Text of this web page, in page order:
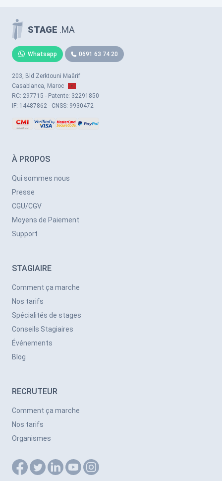
À PROPOS
Qui sommes nous
Presse
CGU/CGV
Moyens de Paiement
Support
STAGIAIRE
Comment ça marche
Nos tarifs
Spécialités de stages
Conseils Stagiaires
Événements
Blog
RECRUTEUR
Comment ça marche
Nos tarifs
Organismes
STAGE .MA
Whatsapp 0691 63 74 20
203, Bld Zerktouni Maârif
Casablanca, Maroc
RC: 297715 - Patente: 32291850
IF: 14487862 - CNSS: 9930472